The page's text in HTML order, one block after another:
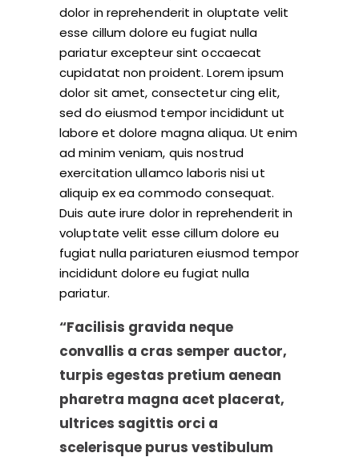
dolor in reprehenderit in oluptate velit
esse cillum dolore eu fugiat nulla
pariatur excepteur sint occaecat
cupidatat non proident. Lorem ipsum
dolor sit amet, consectetur cing elit,
sed do eiusmod tempor incididunt ut
labore et dolore magna aliqua. Ut enim
ad minim veniam, quis nostrud
exercitation ullamco laboris nisi ut
aliquip ex ea commodo consequat.
Duis aute irure dolor in reprehenderit in
voluptate velit esse cillum dolore eu
fugiat nulla pariaturen eiusmod tempor
incididunt dolore eu fugiat nulla
pariatur.
“Facilisis gravida neque
convallis a cras semper auctor,
turpis egestas pretium aenean
pharetra magna acet placerat,
ultrices sagittis orci a
scelerisque purus vestibulum